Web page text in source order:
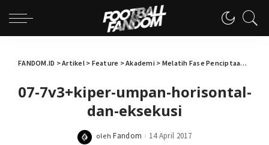
FANDOM.ID >Artikel> Feature >Akademi> Melatih Fase Penciptaan dan Eksekusi Peluang
07-7v3+kiper-umpan-horisontal-
dan-eksekusi
Posted
oleh Fandom 14 April 2017